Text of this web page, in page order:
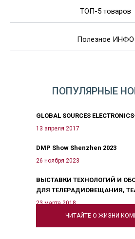
ТОП-5 товаров
Полезное ИНФО
ЧИТАЙТЕ О ЖИЗНИ
ПОПУЛЯРНЫЕ
GLOBAL SOURCES
13 апреля 2017
DMP Show Shenzhen 2023
26 ноября 2023
ВЫСТАВКИ ТЕХНОЛОГИЙ И
ДЛЯ ТЕЛЕРАДИОВЕЩАНИЯ,
23 марта 2018